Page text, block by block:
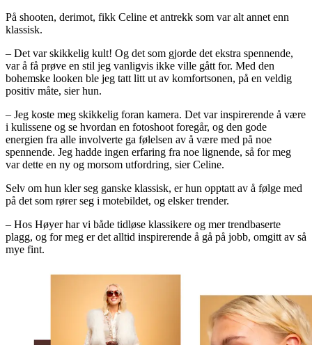
På shooten, derimot, fikk Celine et antrekk som var alt annet enn
klassisk.
– Det var skikkelig kult! Og det som gjorde det ekstra spennende,
var å få prøve en stil jeg vanligvis ikke ville gått for. Med den
bohemske looken ble jeg tatt litt ut av komfortsonen, på en veldig
positiv måte, sier hun.
– Jeg koste meg skikkelig foran kamera. Det var inspirerende å være
i kulissene og se hvordan en fotoshoot foregår, og den gode
energien fra alle involverte ga følelsen av å være med på noe
spennende. Jeg hadde ingen erfaring fra noe lignende, så for meg
var dette en ny og morsom utfordring, sier Celine.
Selv om hun kler seg ganske klassisk, er hun opptatt av å følge med
på det som rører seg i motebildet, og elsker trender.
– Hos Høyer har vi både tidløse klassikere og mer trendbaserte
plagg, og for meg er det alltid inspirerende å gå på jobb, omgitt av så
mye fint.